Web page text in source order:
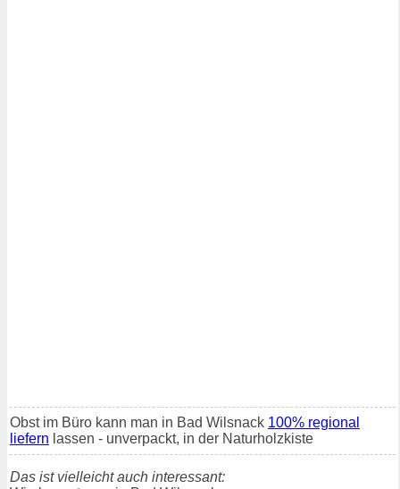
Obst im Büro kann man in Bad Wilsnack 100% regional
liefern lassen - unverpackt, in der Naturholzkiste
Das ist vielleicht auch interessant: